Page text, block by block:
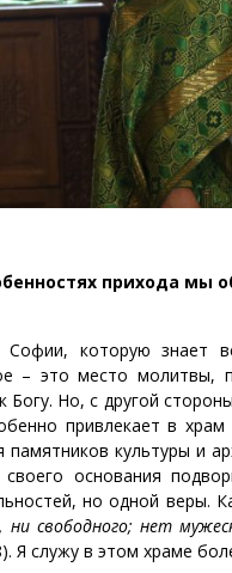
прихода мы
Софии, которую знает
– это место
Богу. Но, с другой
привлекает в
памятников культуры и
основания
но одной веры.
ни свободного; нет
Я служу в этом храме